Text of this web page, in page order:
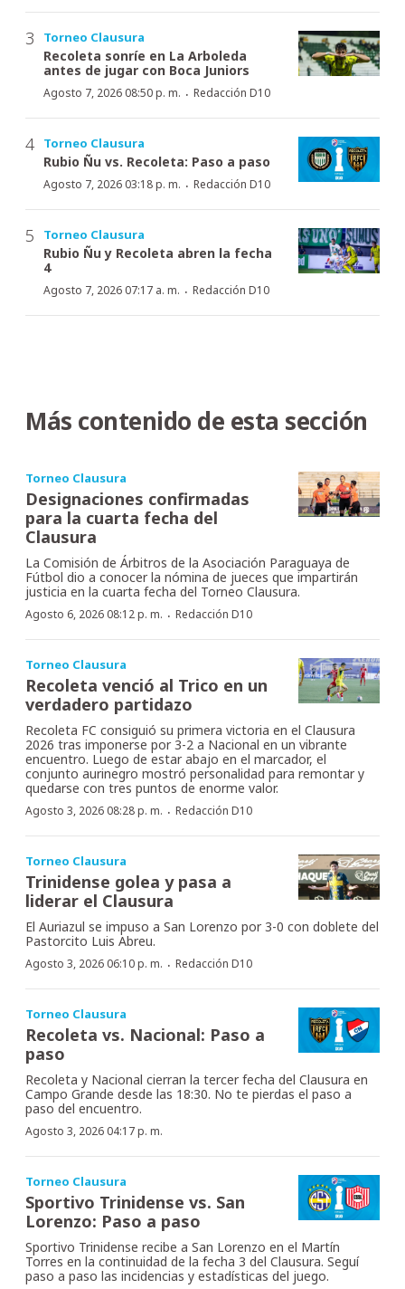
Torneo Clausura
Recoleta sonríe en La Arboleda
antes de jugar con Boca Juniors
Agosto 7, 2026 08:50 p. m. · Redacción D10
Torneo Clausura
Rubio Ñu vs. Recoleta: Paso a paso
Agosto 7, 2026 03:18 p. m. · Redacción D10
Torneo Clausura
Rubio Ñu y Recoleta abren la fecha
4
Agosto 7, 2026 07:17 a. m. · Redacción D10
Más contenido de esta sección
Torneo Clausura
Designaciones confirmadas
para la cuarta fecha del
Clausura
La Comisión de Árbitros de la Asociación Paraguaya de
Fútbol dio a conocer la nómina de jueces que impartirán
justicia en la cuarta fecha del Torneo Clausura.
Agosto 6, 2026 08:12 p. m. · Redacción D10
Torneo Clausura
Recoleta venció al Trico en un
verdadero partidazo
Recoleta FC consiguió su primera victoria en el Clausura
2026 tras imponerse por 3-2 a Nacional en un vibrante
encuentro. Luego de estar abajo en el marcador, el
conjunto aurinegro mostró personalidad para remontar y
quedarse con tres puntos de enorme valor.
Agosto 3, 2026 08:28 p. m. · Redacción D10
Torneo Clausura
Trinidense golea y pasa a
liderar el Clausura
El Auriazul se impuso a San Lorenzo por 3-0 con doblete del
Pastorcito Luis Abreu.
Agosto 3, 2026 06:10 p. m. · Redacción D10
Torneo Clausura
Recoleta vs. Nacional: Paso a
paso
Recoleta y Nacional cierran la tercer fecha del Clausura en
Campo Grande desde las 18:30. No te pierdas el paso a
paso del encuentro.
Agosto 3, 2026 04:17 p. m.
Torneo Clausura
Sportivo Trinidense vs. San
Lorenzo: Paso a paso
Sportivo Trinidense recibe a San Lorenzo en el Martín
Torres en la continuidad de la fecha 3 del Clausura. Seguí
paso a paso las incidencias y estadísticas del juego.